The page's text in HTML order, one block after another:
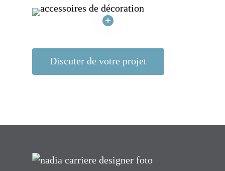
Discuter de votre projet